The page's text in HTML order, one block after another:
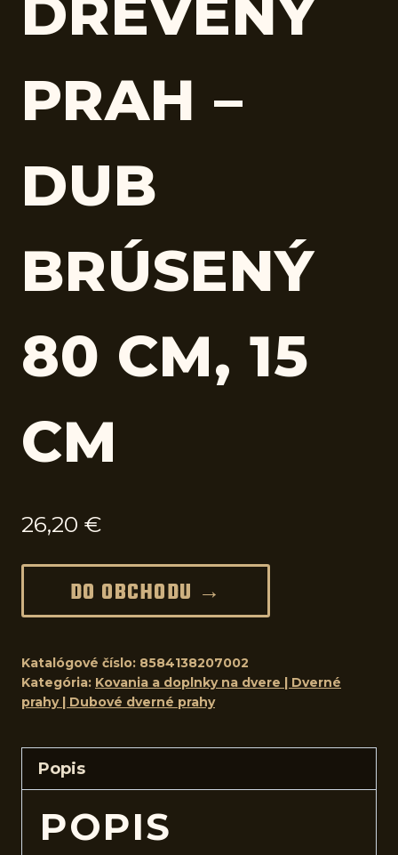
DREVENÝ
PRAH –
DUB
BRÚSENÝ
80 CM, 15
CM
26,20 €
DO OBCHODU →
Katalógové číslo: 8584138207002
Kategória: Kovania a doplnky na dvere | Dverné
prahy | Dubové dverné prahy
Popis
POPIS